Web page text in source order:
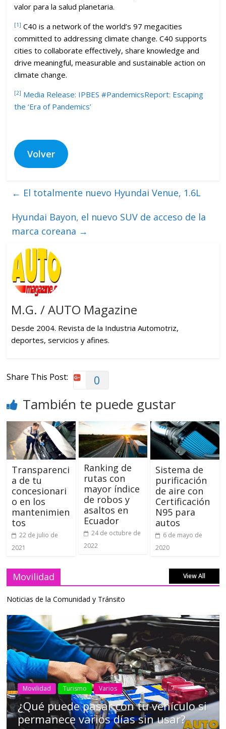
valor para la salud planetaria.
[1] C40 is a network of the world’s 97 megacities
committed to addressing climate change. C40 supports
cities to collaborate effectively, share knowledge and
drive meaningful, measurable and sustainable action on
climate change.
[2] Media Release: IPBES #PandemicsReport: Escaping
the ‘Era of Pandemics’
Volver
← El totalmente nuevo Hyundai Venue, 1.6L
Hyundai Bayon, el nuevo SUV de acceso de la
marca coreana →
M.G. / AUTO Magazine
Desde 2004. Revista de la Industria Automotriz,
deportes, servicios y afines.
Share This Post: 0
También te puede gustar
Transparenci
a de tu
concesionari
o en los
mantenimien
tos
22 de julio de
2021
Ranking de
rutas con
mayor índice
de robos y
asaltos en
Ecuador
24 de octubre de
2022
Sistema de
purificación
de aire con
Certificación
N95 para
autos
6 de mayo de
2020
Movilidad View All
Noticias de la Comunidad y Tránsito
AEADE Industria Motociclismo Motos Movilidad
Campaña busca cambiar destino de
los motociclistas en la región